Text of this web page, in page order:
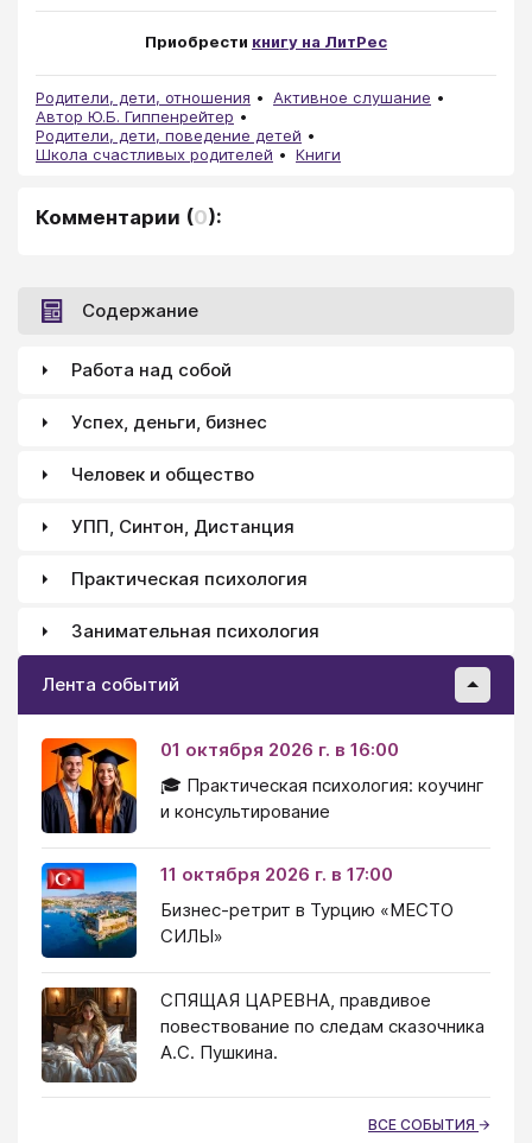
Приобрести книгу на ЛитРес
Родители, дети, отношения
Активное слушание
Автор Ю.Б. Гиппенрейтер
Родители, дети, поведение детей
Школа счастливых родителей
Книги
Комментарии (0):
Содержание
Работа над собой
Успех, деньги, бизнес
Человек и общество
УПП, Синтон, Дистанция
Практическая психология
Занимательная психология
Лента событий
01 октября 2026 г. в 16:00
🎓 Практическая психология: коучинг
и консультирование
11 октября 2026 г. в 17:00
Бизнес-ретрит в Турцию «МЕСТО
СИЛЫ»
СПЯЩАЯ ЦАРЕВНА, правдивое
повествование по следам сказочника
А.С. Пушкина.
ВСЕ СОБЫТИЯ